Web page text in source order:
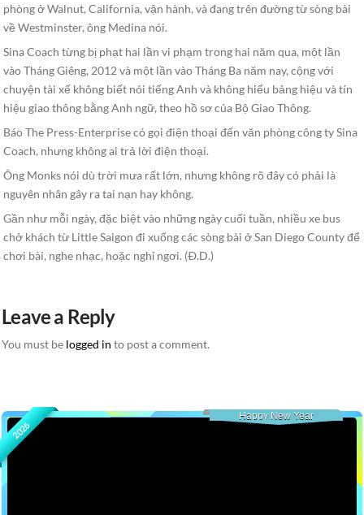
phòng ở Walnut, California, vận hành, và đang trên đường từ sòng bài
về Westminster, ông Medina nói.
Sina Coach từng bị phạt hai lần vi phạm trong hai năm qua, một lần
vào Tháng Giêng, 2012 và một lần vào Tháng Ba năm nay, cộng với
chuyện tài xế không biết nói tiếng Anh và không hiểu bảng hiệu và tín
hiệu giao thông bằng Anh ngữ, theo hồ sơ của Bộ Giao Thông.
Báo The Press-Enterprise có gọi điện thoại đến văn phòng công ty Sina
Coach, nhưng không ai trả lời điện thoại.
Ông Monks nói dù trời mưa rất lớn, nhưng không rõ đây có phải là
nguyên nhân gây ra tai nạn hay không.
Gần như mỗi ngày, đặc biệt vào những ngày cuối tuần, nhiều xe bus
chở khách từ Little Saigon đi xuống các sòng bài ở San Diego County để
chơi bài, nghe nhạc, hoặc nghỉ ngơi. (Ð.D.)
Leave a Reply
You must be logged in to post a comment.
2026
Happy New Year